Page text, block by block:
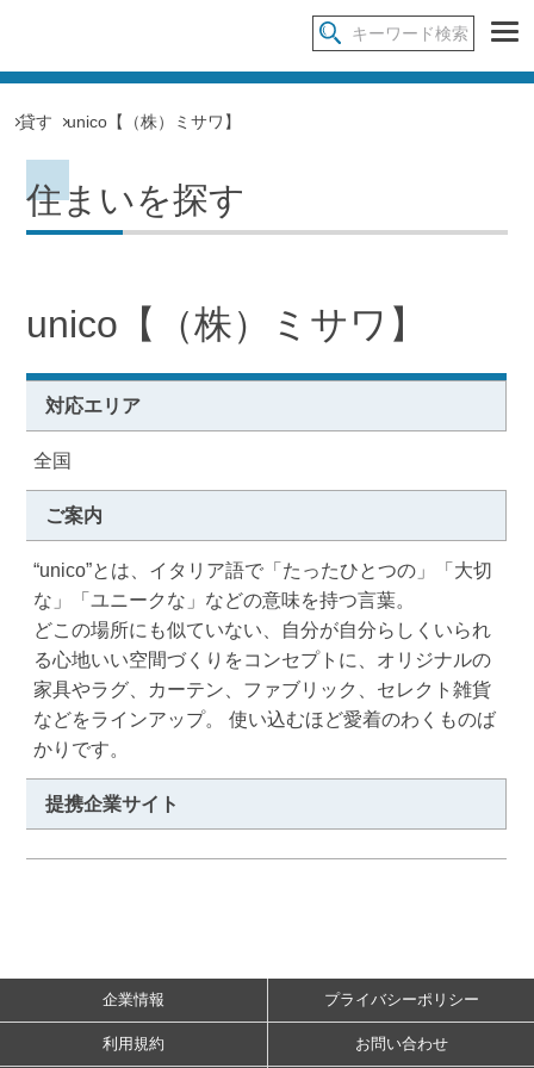
貸す unico【（株）ミサワ】
住まいを探す
unico【（株）ミサワ】
対応エリア
全国
ご案内
“unico”とは、イタリア語で「たったひとつの」「大切
な」「ユニークな」などの意味を持つ言葉。
どこの場所にも似ていない、自分が自分らしくいられ
る心地いい空間づくりをコンセプトに、オリジナルの
家具やラグ、カーテン、ファブリック、セレクト雑貨
などをラインアップ。 使い込むほど愛着のわくものば
かりです。
提携企業サイト
企業情報 プライバシーポリシー
利用規約 お問い合わせ